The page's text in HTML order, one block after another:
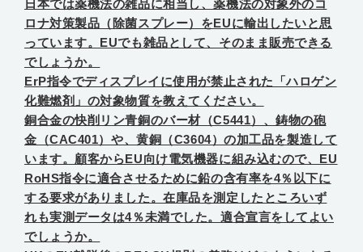
日本では薬機法の雑品に相当し、薬機法の対象外のコ
ロナ対策製品（除菌スプレー）をEUに輸出したいと思
っています。EUでも雑品として、そのまま販売できる
でしょうか。
ErP指令でディスプレイに使用が禁止された「ハロゲン
化難燃剤」の対象物質を教えてください。
銅合金の快削リン青銅のバー材（C5441）、鋳物の砲
金（CAC401）や、黄銅（C3604）の加工品を製造して
います。顧客からEU向け電気機器に組み込むので、EU
RoHS指令に適合させるために鉛の含有率を4％以下に
する要求がありました。在庫品を測定したところいず
れも実測データは4％未満でした。適合宣言をしてよい
でしょうか。